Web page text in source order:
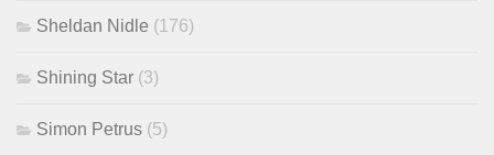
Sheldan Nidle (176)
Shining Star (3)
Simon Petrus (5)